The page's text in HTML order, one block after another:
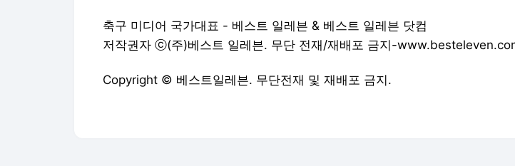
축구 미디어 국가대표 - 베스트 일레븐 & 베스트 일레븐 닷컴
저작권자 ⓒ(주)베스트 일레븐. 무단 전재/재배포 금지-
Copyright © 베스트일레븐. 무단전재 및 재배포 금지.